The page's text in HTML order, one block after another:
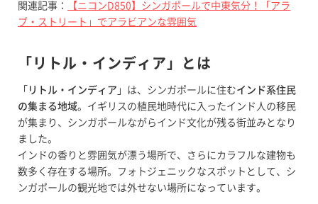
関連記事：
【ニコンD850】シンガポールで中東気分！「アラ
ブ・ストリート」でアラビアンな雰囲気
「リトル・インディア」とは
「 リトル・インディア 」は、シンガポールに住むインド系住民
の集まる地域。イギリスの植民地時代に入ったインド人の移民
が集まり、シンガポールながらインド文化が残る街並みとなり
ました。
インドの香りと雰囲気が漂う場所で、さらにカラフルな建物も
数多く存在する場所。フォトジェニックなスポットとして、シ
ンガポールの観光地では外せない場所になっています。